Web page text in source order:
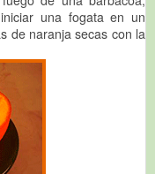
una fogata en un
de naranja secas con la